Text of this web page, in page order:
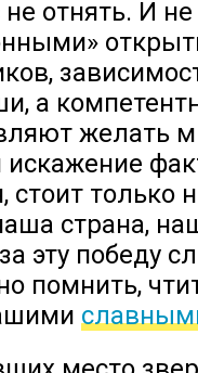
отнять. И не
а
желать
стоит только
страна,
эту победу
помнить,